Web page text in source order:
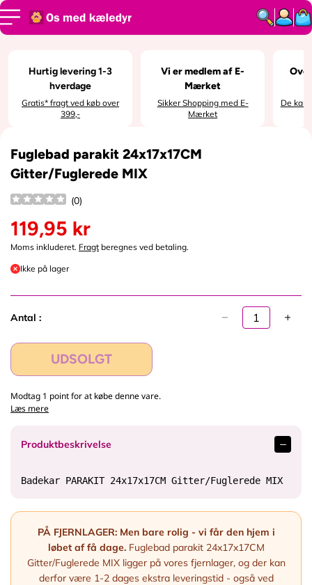
SPRING TIL
INDHOLD
Hurtig levering 1-3
hverdage
Gratis* fragt ved køb over
399,-
Vi er medlem af E-
Mærket
Sikker Shopping med E-
Mærket
De kan
Fuglebad parakit 24x17x17CM
Gitter/Fuglerede MIX
(0)
N
o
m
l
p
s
119,95 kr
Moms inkluderet. Fragt beregnes ved betaling.
Ikke på lager
Antal :
UDSOLGT
Modtag 1 point for at købe denne vare.
Læs mere
Produktbeskrivelse
Badekar PARAKIT 24x17x17CM Gitter/Fuglerede MIX
PÅ FJERNLAGER: Men bare rolig - vi får den hjem i
løbet af få dage.Fuglebad parakit 24x17x17CM
Gitter/Fuglerede MIX ligger på vores fjernlager, og der kan
derfor være 1-2 dages ekstra leveringstid - også ved